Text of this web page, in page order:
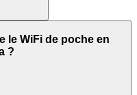
le WiFi de poche en
?